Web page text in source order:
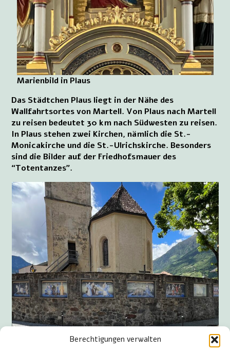
Berechtigungen verwalten
Marienbild in Plaus
Das Städtchen Plaus liegt in der Nähe des
Wallfahrtsortes von Martell. Von Plaus nach Martell
zu reisen bedeutet 30 km nach Südwesten zu reisen.
In Plaus stehen zwei Kirchen, nämlich die St.-
Monicakirche und die St.-Ulrichskirche. Besonders
sind die Bilder auf der Friedhofsmauer des
“Totentanzes”.
Bilder des “Totentanz” (Tanz des Todes) in Plaus